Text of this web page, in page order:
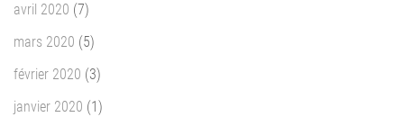
avril 2020 (7)
mars 2020 (5)
février 2020 (3)
janvier 2020 (1)